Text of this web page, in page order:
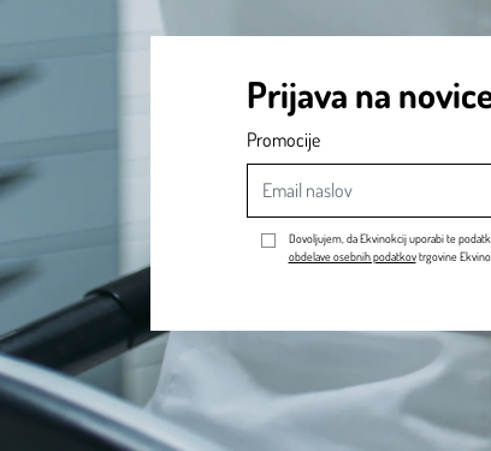
Prijava na
Promocije
Dovoljujem, da Ekvinokcij uporabi te
obdelave osebnih podatkovtrgovine